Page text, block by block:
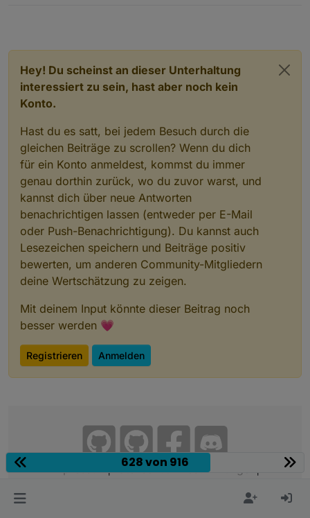
Hey! Du scheinst an dieser Unterhaltung
interessiert zu sein, hast aber noch kein
Konto.
Hast du es satt, bei jedem Besuch durch die
gleichen Beiträge zu scrollen? Wenn du dich
für ein Konto anmeldest, kommst du immer
genau dorthin zurück, wo du zuvor warst, und
kannst dich über neue Antworten
benachrichtigen lassen (entweder per E-Mail
oder Push-Benachrichtigung). Du kannst auch
Lesezeichen speichern und Beiträge positiv
bewerten, um anderen Community-Mitgliedern
deine Wertschätzung zu zeigen.
Mit deinem Input könnte dieser Beitrag noch
besser werden 💗
Registrieren Anmelden
Community
Impressum|Datenschutz-Bestimmungen
628 von 916